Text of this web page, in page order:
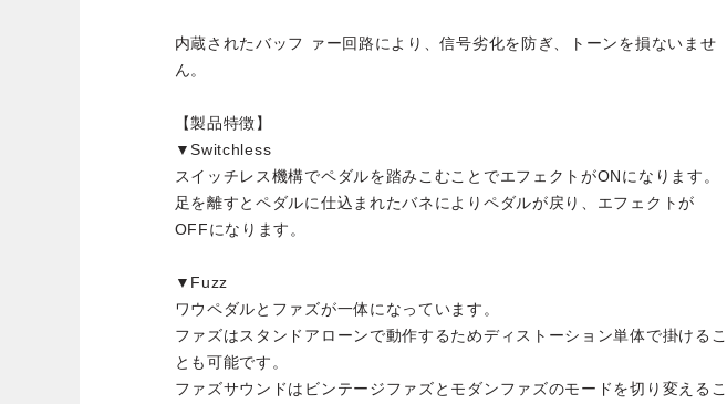
内蔵されたバッフ ァー回路により、信号劣化を防ぎ、トーンを損ないませ
ん。
【製品特徴】
▼Switchless
スイッチレス機構でペダルを踏みこむことでエフェクトがONになります。
足を離すとペダルに仕込まれたバネによりペダルが戻り、エフェクトが
OFFになります。
▼Fuzz
ワウペダルとファズが一体になっています。
ファズはスタンドアローンで動作するためディストーション単体で掛けるこ
とも可能です。
ファズサウンドはビンテージファズとモダンファズのモードを切り変えるこ